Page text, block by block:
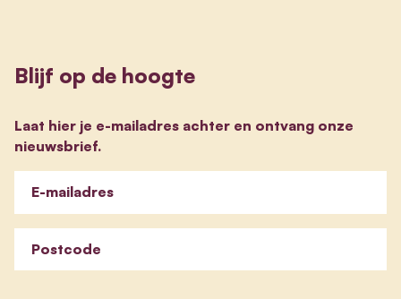
Blijf op de hoogte
Laat hier je e-mailadres achter en ontvang onze
nieuwsbrief.
E-mailadres
Postcode